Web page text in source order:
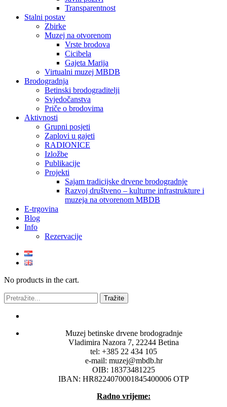
Transparentnost
Stalni postav
Zbirke
Muzej na otvorenom
Vrste brodova
Cicibela
Gajeta Marija
Virtualni muzej MBDB
Brodogradnja
Betinski brodograditelji
Svjedočanstva
Priče o brodovima
Aktivnosti
Grupni posjeti
Zaplovi u gajeti
RADIONICE
Izložbe
Publikacije
Projekti
Sajam tradicijske drvene brodogradnje
Razvoj društveno – kulturne infrastrukture i
muzeja na otvorenom MBDB
E-trgovina
Blog
Info
Rezervacije
No products in the cart.
Muzej betinske drvene brodogradnje
Vladimira Nazora 7, 22244 Betina
tel: +385 22 434 105
e-mail: muzej@mbdb.hr
OIB: 18373481225
IBAN: HR8224070001845400006 OTP
Radno vrijeme: